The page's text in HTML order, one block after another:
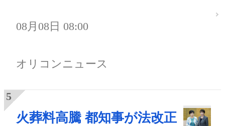
08月08日 08:00
オリコンニュース
火葬料高騰 都知事が法改正